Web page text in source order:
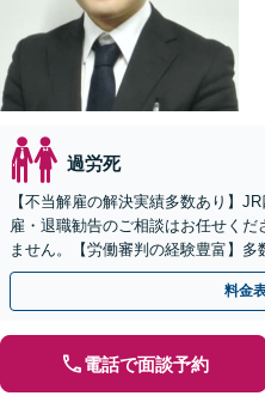
過労死
【不当解雇の解決実績多数あり】
雇・退職勧告のご相談はお任せく
ません。【労働審判の経験豊富】
し、会社との交渉に臨みます。【土
料金
電話で面談予約